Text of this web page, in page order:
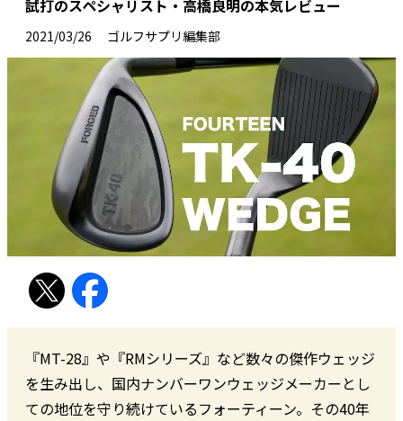
試打のスペシャリスト・高橋良明の本気レビュー
2021/03/26 ゴルフサプリ編集部
『MT-28』や『RMシリーズ』など数々の傑作ウェッジ
を生み出し、国内ナンバーワンウェッジメーカーとし
ての地位を守り続けているフォーティーン。その40年